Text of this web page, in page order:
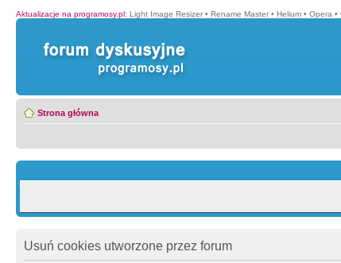
Aktualizacje na programosy.pl: Light Image Resizer • Rename Master • Helium • Opera •
Strona główna
Usuń cookies utworzone przez forum